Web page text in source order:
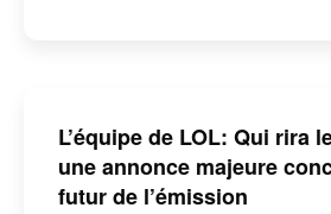
L’équipe de LOL: Qui rira
une annonce majeure
futur de l’émission